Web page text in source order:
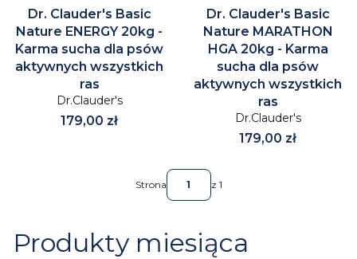
Dr. Clauder's Basic
Nature ENERGY 20kg -
Karma sucha dla psów
aktywnych wszystkich
ras
Dr.Clauder's
Cena
179,00 zł
Dr. Clauder's Basic
Nature MARATHON
HGA 20kg - Karma
sucha dla psów
aktywnych wszystkich
ras
Dr.Clauder's
Cena
179,00 zł
Strona z 1
Produkty miesiąca